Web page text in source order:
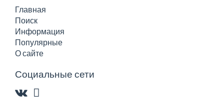
Главная
Поиск
Информация
Популярные
О сайте
Социальные сети